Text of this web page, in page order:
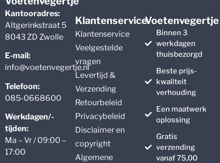
Kantooradres:
Altgerinkstraat 5
8043 ZD Zwolle
E-mail:
info@voetenvegertje.nl
Telefoon:
085-0668600
Werkdagen/-
tijden:
Ma – Vr / 09:00 –
17:00
Klantenservice
Klantenservice
Veelgestelde
vragen
Levertijd &
Verzending
Retourbeleid
Privacybeleid
Disclaimer en
copyright
Algemene
Voetenvegertje
Binnen 3
werkdagen
thuisbezorgd
Beste prijs-
kwaliteit
verhouding
Een maatwerk
oplossing
Gratis
verzending
vanaf 75,00